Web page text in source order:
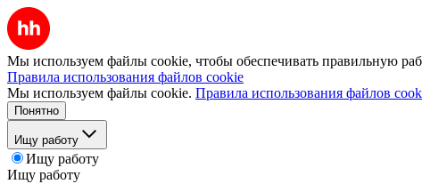
Мы используем файлы cookie, чтобы обеспечивать правильную
Правила использования файлов cookie
Мы используем файлы cookie. Правила использования файлов
Понятно
Ищу работу
Ищу работу
Ищу работу